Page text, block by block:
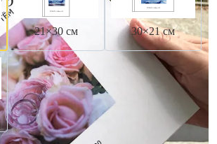
21×30 см 30×21 см